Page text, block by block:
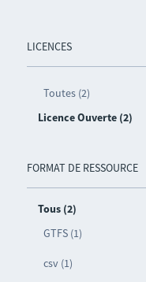
LICENCES
Toutes (2)
Licence Ouverte (2)
FORMAT DE RESSOURCE
Tous (2)
GTFS (1)
csv (1)